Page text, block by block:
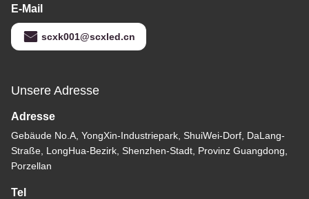
E-Mail
scxk001@scxled.cn
Unsere Adresse
Adresse
Gebäude No.A, YongXin-Industriepark, ShuiWei-Dorf, DaLang-
Straße, LongHua-Bezirk, Shenzhen-Stadt, Provinz Guangdong,
Porzellan
Tel